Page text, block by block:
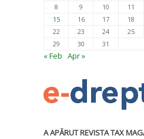
8
9 10 11
15
16 17 18
22
23 24 25
29
30 31
« Feb Apr »
A APĂRUT REVISTA TAX